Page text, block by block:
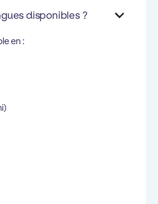
disponibles ?
en :